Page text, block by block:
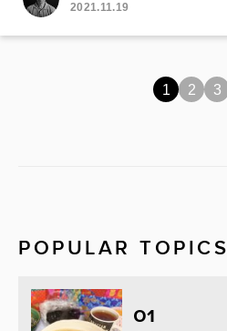
2021.11.19
1 2 3
POPULAR TOPICS